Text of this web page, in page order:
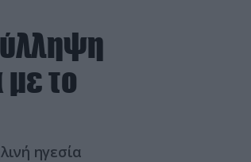
με το
ηγεσία